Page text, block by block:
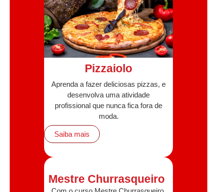
Pizzaiolo
Aprenda a fazer deliciosas pizzas, e
desenvolva uma atividade
profissional que nunca fica fora de
moda.
Saiba mais
Mestre Churrasqueiro